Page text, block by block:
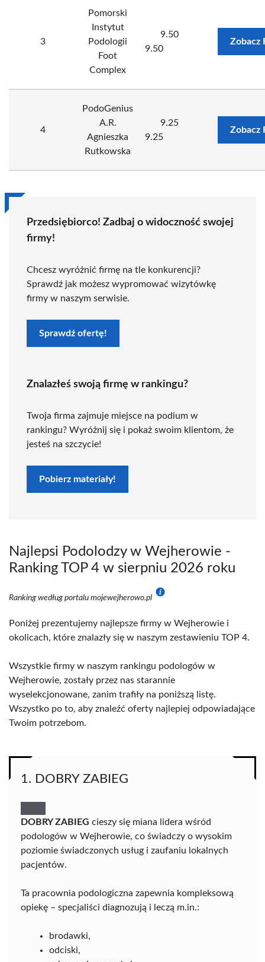
3
Pomorski
Instytut
Podologii
Foot
Complex
9.50
9.50
Zobacz
4
PodoGenius
A.R.
Agnieszka
Rutkowska
9.25
9.25
Zobacz
Przedsiębiorco! Zadbaj o widoczność swojej
firmy!
Chcesz wyróżnić firmę na tle konkurencji?
Sprawdź jak możesz wypromować wizytówkę
firmy w naszym serwisie.
Sprawdź ofertę!
Znalazłeś swoją firmę w rankingu?
Twoja firma zajmuje miejsce na podium w
rankingu? Wyróżnij się i pokaż swoim klientom, że
jesteś na szczycie!
Pobierz materiały!
Najlepsi Podolodzy w Wejherowie -
Ranking TOP 4 w sierpniu 2026 roku
Ranking według portalu mojewejherowo.pl
Poniżej prezentujemy najlepsze firmy w Wejherowie i
okolicach, które znalazły się w naszym zestawieniu TOP 4.
Wszystkie firmy w naszym rankingu podologów w
Wejherowie, zostały przez nas starannie
wyselekcjonowane, zanim trafiły na poniższą listę.
Wszystko po to, aby znaleźć oferty najlepiej odpowiadające
Twoim potrzebom.
1. DOBRY ZABIEG
DOBRY ZABIEG cieszy się miana lidera wśród
podologów w Wejherowie, co świadczy o wysokim
poziomie świadczonych usług i zaufaniu lokalnych
pacjentów.
Ta pracownia podologiczna zapewnia kompleksową
opiekę – specjaliści diagnozują i leczą m.in.:
brodawki,
odciski,